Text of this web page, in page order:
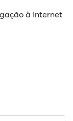
à Internet